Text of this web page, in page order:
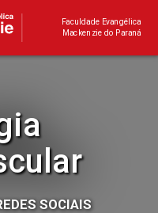
Faculdade Evangélica
Mackenzie do Paraná
SOCIAIS